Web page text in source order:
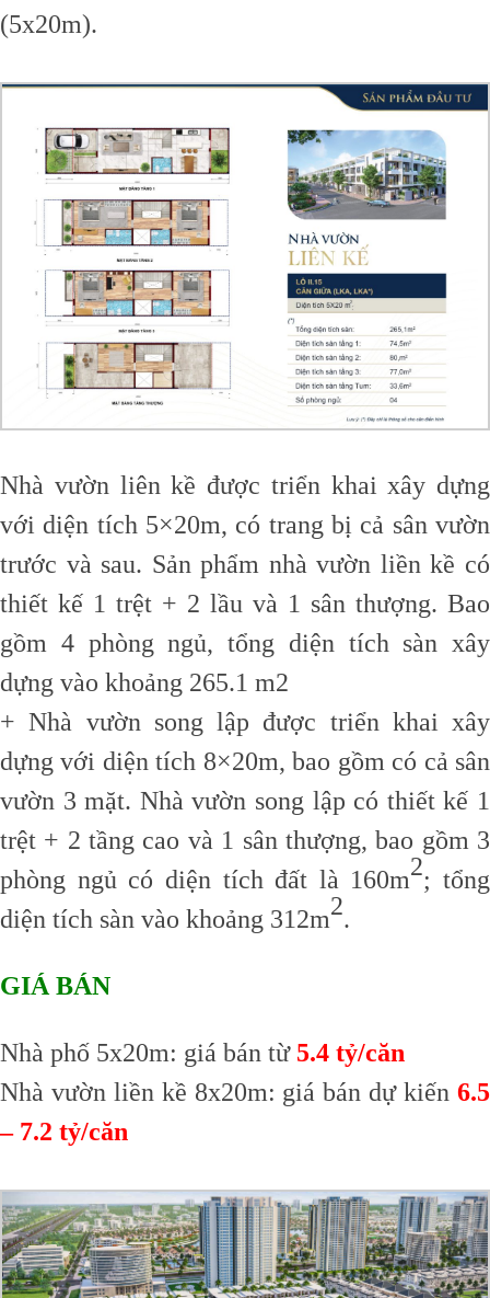
(5x20m).
Nhà vườn liên kề được triển khai xây dựng
với diện tích 5×20m, có trang bị cả sân vườn
trước và sau. Sản phẩm nhà vườn liền kề có
thiết kế 1 trệt + 2 lầu và 1 sân thượng. Bao
gồm 4 phòng ngủ, tổng diện tích sàn xây
dựng vào khoảng 265.1 m2
+ Nhà vườn song lập được triển khai xây
dựng với diện tích 8×20m, bao gồm có cả sân
vườn 3 mặt. Nhà vườn song lập có thiết kế 1
trệt + 2 tầng cao và 1 sân thượng, bao gồm 3
phòng ngủ có diện tích đất là 160m2; tổng
diện tích sàn vào khoảng 312m2.
GIÁ BÁN
Nhà phố 5x20m: giá bán từ 5.4 tỷ/căn
Nhà vườn liền kề 8x20m: giá bán dự kiến 6.5
– 7.2 tỷ/căn